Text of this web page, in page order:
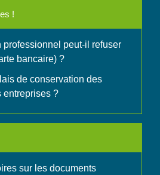
!
professionnel peut-il refuser
bancaire) ?
de conservation des
entreprises ?
sur les documents